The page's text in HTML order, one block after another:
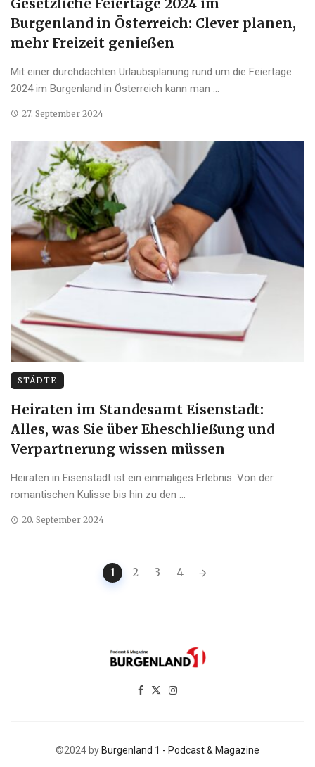
Burgenland in Österreich: Clever planen,
mehr Freizeit genießen
Mit einer durchdachten Urlaubsplanung rund um die Feiertage
2024 im Burgenland in Österreich kann man ...
27. September 2024
STÄDTE
Heiraten im Standesamt Eisenstadt:
Alles, was Sie über Eheschließung und
Verpartnerung wissen müssen
Heiraten in Eisenstadt ist ein einmaliges Erlebnis. Von der
romantischen Kulisse bis hin zu den ...
20. September 2024
1 2 3 4
©2024 by Burgenland 1 - Podcast & Magazine